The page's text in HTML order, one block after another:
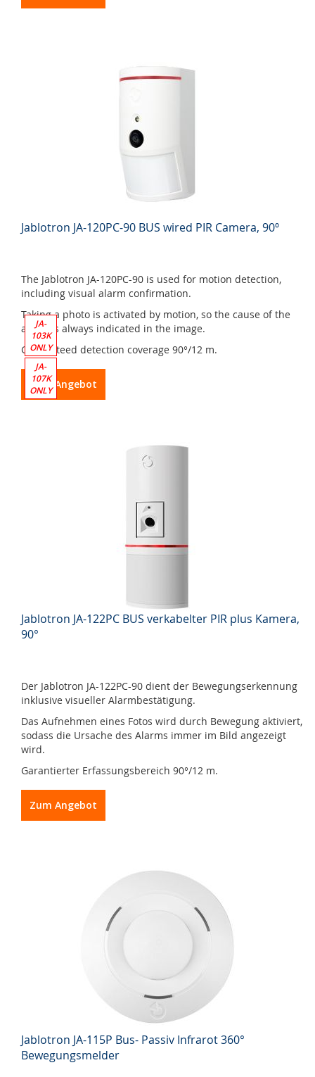
Jablotron JA-120PC-90 BUS wired PIR Camera, 90º
The Jablotron JA-120PC-90 is used for motion detection,
including visual alarm confirmation.
Taking a photo is activated by motion, so the cause of the
alarm is always indicated in the image.
Guaranteed detection coverage 90°/12 m.
Zum Angebot
JA-
103K
ONLY
JA-
107K
ONLY
Jablotron JA-122PC BUS verkabelter PIR plus Kamera,
90°
Der Jablotron JA-122PC-90 dient der Bewegungserkennung
inklusive visueller Alarmbestätigung.
Das Aufnehmen eines Fotos wird durch Bewegung aktiviert,
sodass die Ursache des Alarms immer im Bild angezeigt
wird.
Garantierter Erfassungsbereich 90°/12 m.
Zum Angebot
Jablotron JA-115P Bus- Passiv Infrarot 360°
Bewegungsmelder